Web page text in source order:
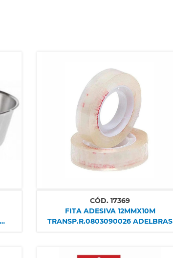
CÓD. 17369
FITA ADESIVA 12MMX10M
TRANSP.R.0803090026 ADELBRAS